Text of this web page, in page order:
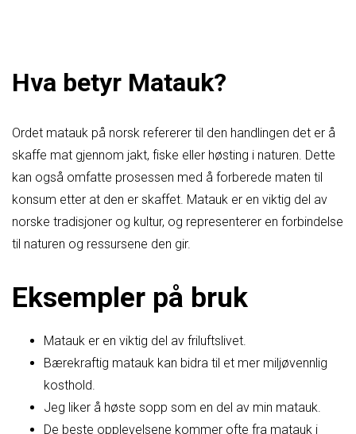
Hva betyr Matauk?
Ordet matauk på norsk refererer til den handlingen det er å
skaffe mat gjennom jakt, fiske eller høsting i naturen. Dette
kan også omfatte prosessen med å forberede maten til
konsum etter at den er skaffet. Matauk er en viktig del av
norske tradisjoner og kultur, og representerer en forbindelse
til naturen og ressursene den gir.
Eksempler på bruk
Matauk er en viktig del av friluftslivet.
Bærekraftig matauk kan bidra til et mer miljøvennlig
kosthold.
Jeg liker å høste sopp som en del av min matauk.
De beste opplevelsene kommer ofte fra matauk i